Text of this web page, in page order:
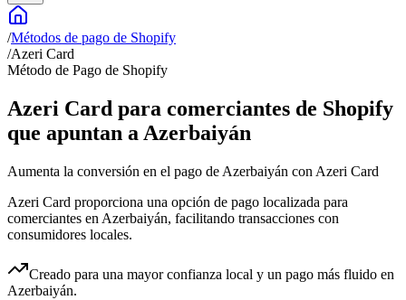
/Métodos de pago de Shopify
/Azeri Card
Método de Pago de Shopify
Azeri Card para comerciantes de Shopify
que apuntan a Azerbaiyán
Aumenta la conversión en el pago de Azerbaiyán con Azeri Card
Azeri Card proporciona una opción de pago localizada para
comerciantes en Azerbaiyán, facilitando transacciones con
consumidores locales.
Creado para una mayor confianza local y un pago más fluido en
Azerbaiyán.